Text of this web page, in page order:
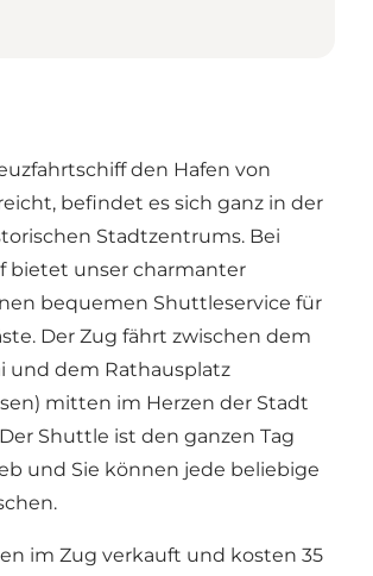
den Hafen von
befindet es sich ganz in der
Stadtzentrums. Bei
bietet unser charmanter
bequemen Shuttleservice für
Der Zug fährt zwischen dem
und dem Rathausplatz
mitten im Herzen der Stadt
Shuttle ist den ganzen Tag
und Sie können jede beliebige
im Zug verkauft und kosten 35